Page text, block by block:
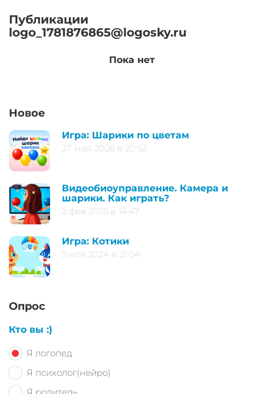
Публикации
logo_1781876865@logosky.ru
Пока нет
Новое
Игра: Шарики по цветам
27 мая 2026 в 20:52
Видеобиоуправление. Камера и
шарики. Как играть?
2 фев 2025 в 14:47
Игра: Котики
5 ноя 2024 в 21:04
Опрос
Кто вы :)
Я логопед
Я психолог(нейро)